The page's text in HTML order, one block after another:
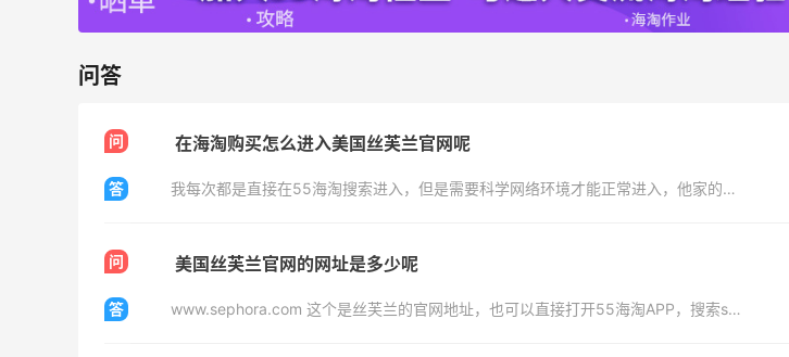
问答
问 在海淘购买怎么进入美国丝芙兰官网呢
答 我每次都是直接在55海淘搜索进入，但是需要科学网络环境才能正常进入，他家的地址是：www.sephora.com
问 美国丝芙兰官网的网址是多少呢
答 www.sephora.com 这个是丝芙兰的官网地址，也可以直接打开55海淘APP，搜索sephora进入官网
08月07日